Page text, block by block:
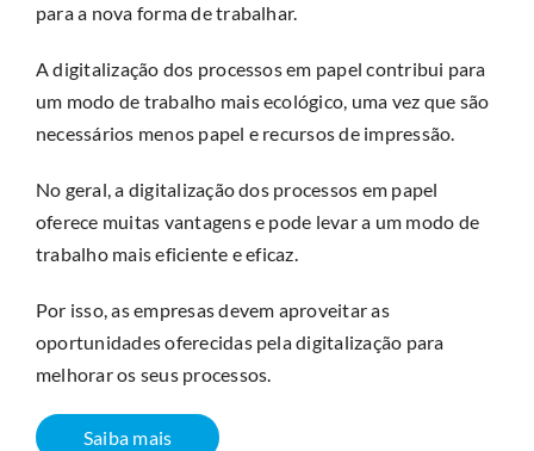
para a nova forma de trabalhar.
A digitalização dos processos em papel contribui para
um modo de trabalho mais ecológico, uma vez que são
necessários menos papel e recursos de impressão.
No geral, a digitalização dos processos em papel
oferece muitas vantagens e pode levar a um modo de
trabalho mais eficiente e eficaz.
Por isso, as empresas devem aproveitar as
oportunidades oferecidas pela digitalização para
melhorar os seus processos.
Saiba mais